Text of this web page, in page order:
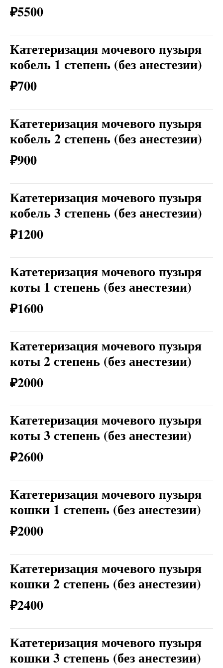
₽5500
Катетеризация мочевого пузыря
кобель 1 степень (без анестезии)
₽700
Катетеризация мочевого пузыря
кобель 2 степень (без анестезии)
₽900
Катетеризация мочевого пузыря
кобель 3 степень (без анестезии)
₽1200
Катетеризация мочевого пузыря
коты 1 степень (без анестезии)
₽1600
Катетеризация мочевого пузыря
коты 2 степень (без анестезии)
₽2000
Катетеризация мочевого пузыря
коты 3 степень (без анестезии)
₽2600
Катетеризация мочевого пузыря
кошки 1 степень (без анестезии)
₽2000
Катетеризация мочевого пузыря
кошки 2 степень (без анестезии)
₽2400
Катетеризация мочевого пузыря
кошки 3 степень (без анестезии)